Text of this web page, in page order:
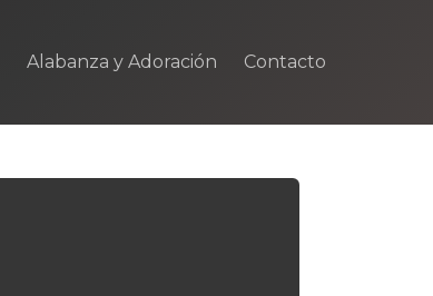
Alabanza y Adoración Contacto